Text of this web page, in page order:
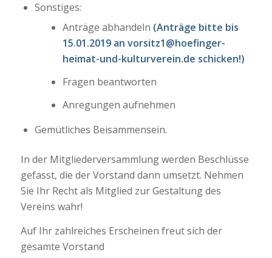
Sonstiges:
Anträge abhandeln (Anträge bitte bis
15.01.2019 an vorsitz1@hoefinger-
heimat-und-kulturverein.de schicken!)
Fragen beantworten
Anregungen aufnehmen
Gemütliches Beisammensein.
In der Mitgliederversammlung werden Beschlüsse
gefasst, die der Vorstand dann umsetzt. Nehmen
Sie Ihr Recht als Mitglied zur Gestaltung des
Vereins wahr!
Auf Ihr zahlreiches Erscheinen freut sich der
gesamte Vorstand